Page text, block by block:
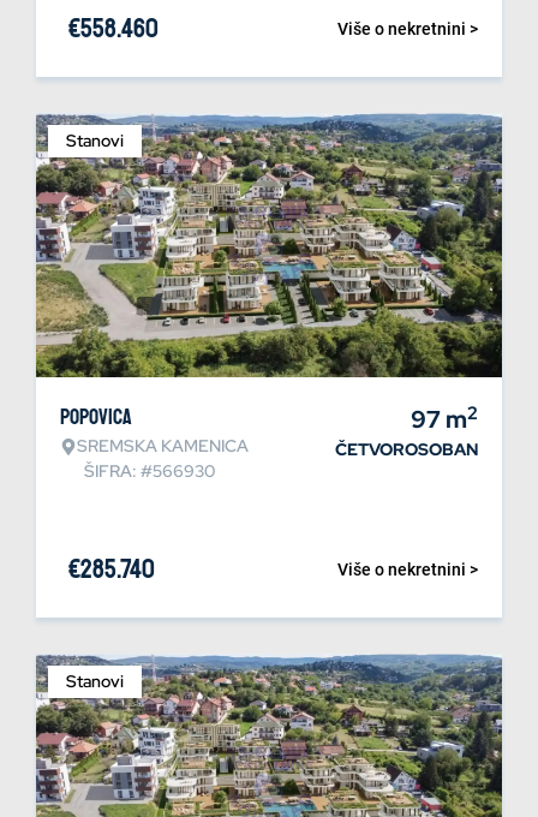
Više o nekretnini >
€558.460
Stanovi
Popovica
SREMSKA KAMENICA
ŠIFRA: #566930
97m2
ČETVOROSOBAN
Više o nekretnini >
€285.740
Stanovi